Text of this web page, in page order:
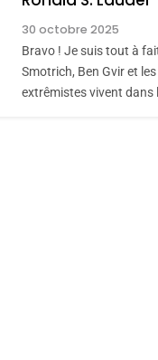
De Tafraout,
De Tadla
Consacrés
Du Terroir
DAFINA MAROC
30 octobre 2025
Bravo ! Je suis tout à
Smotrich, Ben Gvir et
extrêmistes vivent dans